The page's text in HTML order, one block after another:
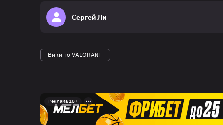
Сергей Ли
Вики по VALORANT
Реклама 18+